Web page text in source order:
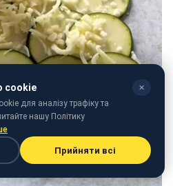
cookie ✕
для аналізу трафіку та
нашу Політику
Прийняти всі